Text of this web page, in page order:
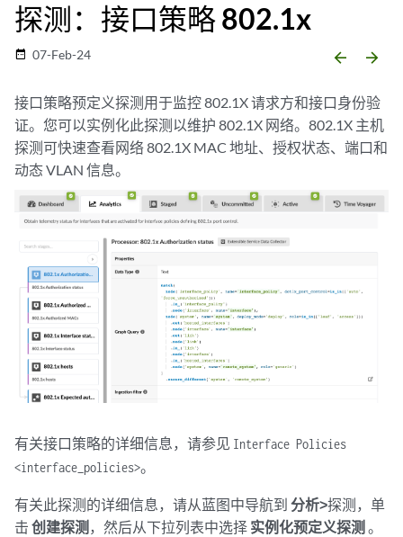
探测：接口策略 802.1x
date_range 07-Feb-24 arrow_backward arrow_forward
接口策略预定义探测用于监控 802.1X 请求方和接口身份验
证。您可以实例化此探测以维护 802.1X 网络。802.1X 主机
探测可快速查看网络 802.1X MAC 地址、授权状态、端口和
动态 VLAN 信息。
有关接口策略的详细信息，请参见 Interface Policies
<interface_policies>。
有关此探测的详细信息，请从蓝图中导航到 分析>探测，单
击 创建探测 ，然后从下拉列表中选择 实例化预定义探测 。